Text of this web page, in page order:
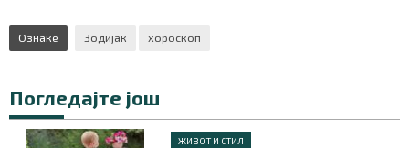
Ознаке Зодијак хороскоп
Погледајте још
ЖИВОТ И СТИЛ